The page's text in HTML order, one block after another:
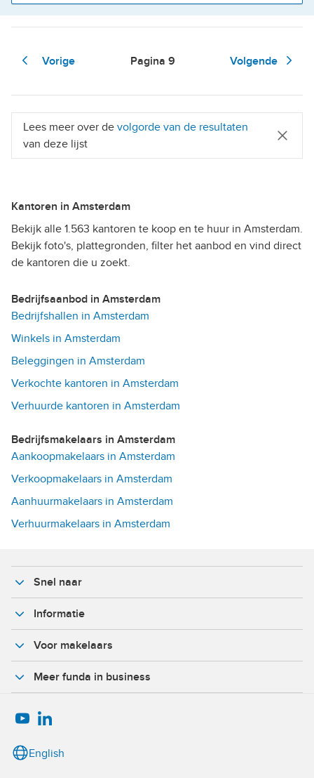
Vorige Pagina 9 Volgende
Lees meer over de volgorde van de resultaten
van deze lijst
Kantoren in Amsterdam
Bekijk alle 1.563 kantoren te koop en te huur in Amsterdam.
Bekijk foto's, plattegronden, filter het aanbod en vind direct
de kantoren die u zoekt.
Bedrijfsaanbod in Amsterdam
Bedrijfshallen in Amsterdam
Winkels in Amsterdam
Beleggingen in Amsterdam
Verkochte kantoren in Amsterdam
Verhuurde kantoren in Amsterdam
Bedrijfsmakelaars in Amsterdam
Aankoopmakelaars in Amsterdam
Verkoopmakelaars in Amsterdam
Aanhuurmakelaars in Amsterdam
Verhuurmakelaars in Amsterdam
Snel naar
Informatie
Voor makelaars
Meer funda in business
English